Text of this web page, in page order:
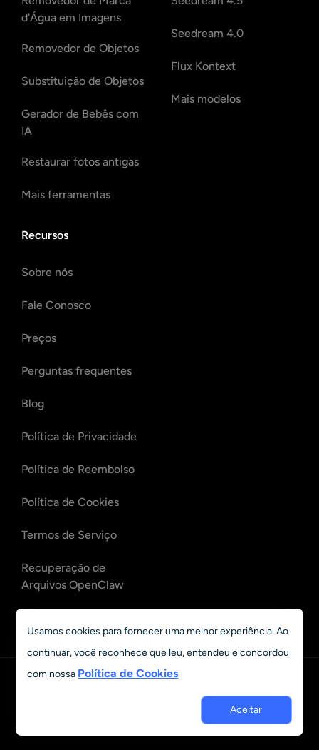
d'Água em Imagens
Removedor de Objetos
Substituição de Objetos
Gerador de Bebês com
IA
Restaurar fotos antigas
Mais ferramentas
Seedream 4.0
Flux Kontext
Mais modelos
Recursos
Sobre nós
Fale Conosco
Preços
Perguntas frequentes
Blog
Política de Privacidade
Política de Reembolso
Política de Cookies
Termos de Serviço
Recuperação de
Arquivos OpenClaw
OpenClaw
© 2023 - 2026 Grand Vision Tech Software Limited. All rights
Usamos cookies para fornecer uma melhor experiência. Ao
continuar, você reconhece que leu, entendeu e concordou
com nossa Política de Cookies
Aceitar